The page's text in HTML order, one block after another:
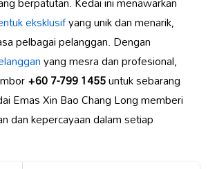
eksklusifyang unik dan menarik,
pelbagai pelanggan. Dengan
yang mesra dan profesional,
+60 7-799 1455untuk sebarang
Emas Xin Bao Chang Long memberi
dan kepercayaan dalam setiap